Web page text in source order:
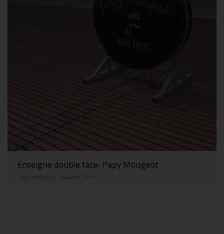
Enseigne double face- Papy Mougeot
signaletique, double face